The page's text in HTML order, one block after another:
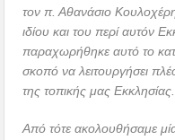
τον π. Αθανάσιο
ιδίου και του περί αυτόν
παραχωρήθηκε αυτό το
σκοπό να λειτουργήσει
της τοπικής μας Εκκλησίας.
Από τότε ακολουθήσαμε